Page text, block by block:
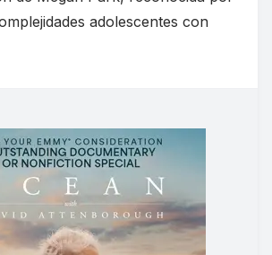
adolescentes con